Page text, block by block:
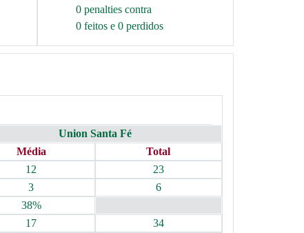
0 penalties contra
0 feitos e 0 perdidos
Union Santa Fé
Média
Total
12
23
3
6
38%
17
34